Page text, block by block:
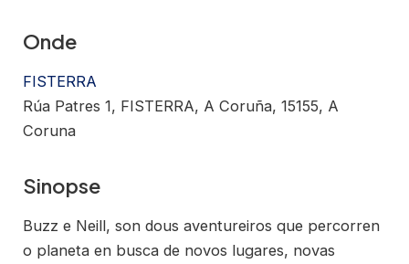
Onde
FISTERRA
Rúa Patres 1, FISTERRA, A Coruña, 15155, A
Coruna
Sinopse
Buzz e Neill, son dous aventureiros que percorren
o planeta en busca de novos lugares, novas